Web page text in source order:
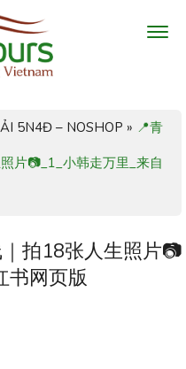
5N4Đ – NOSHOP » 📍青
片📷_1_小韩走万里_来自
拍18张人生照片📷
书网页版